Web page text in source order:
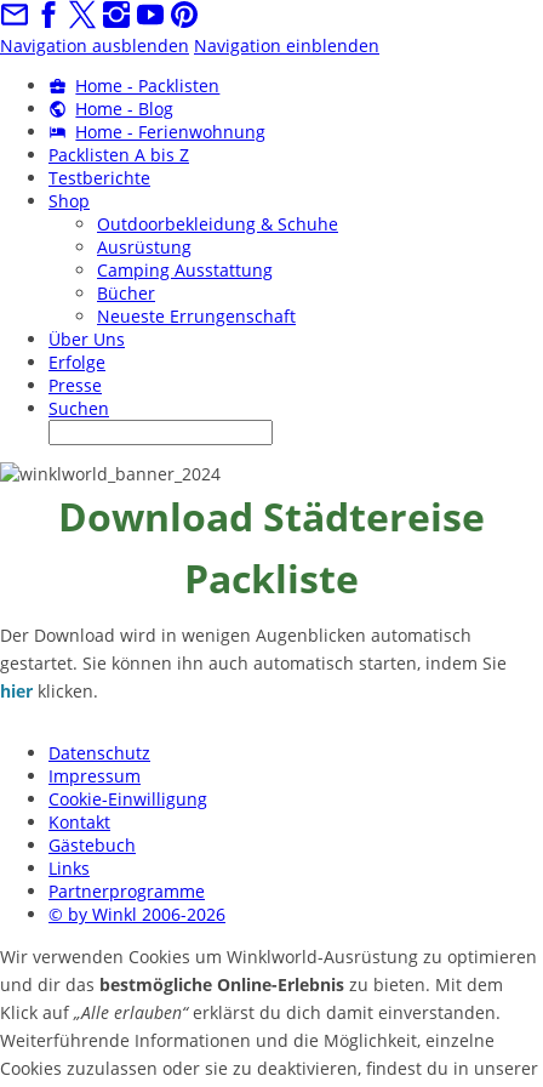
Navigation ausblenden Navigation einblenden
Home - Packlisten
Home - Blog
Home - Ferienwohnung
Packlisten A bis Z
Testberichte
Shop
Outdoorbekleidung & Schuhe
Ausrüstung
Camping Ausstattung
Bücher
Neueste Errungenschaft
Über Uns
Erfolge
Presse
Suchen
Download Städtereise
Packliste
Der Download wird in wenigen Augenblicken automatisch
gestartet. Sie können ihn auch automatisch starten, indem Sie
hier klicken.
Datenschutz
Impressum
Cookie-Einwilligung
Kontakt
Gästebuch
Links
Partnerprogramme
© by Winkl 2006-2026
Wir verwenden Cookies um Winklworld-Ausrüstung zu optimieren
und dir das bestmögliche Online-Erlebnis zu bieten. Mit dem
Klick auf„Alle erlauben“erklärst du dich damit einverstanden.
Weiterführende Informationen und die Möglichkeit, einzelne
Cookies zuzulassen oder sie zu deaktivieren, findest du in unserer